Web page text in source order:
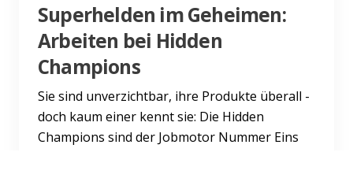
Superhelden im Geheimen:
Arbeiten bei Hidden
Champions
Sie sind unverzichtbar, ihre Produkte überall -
doch kaum einer kennt sie: Die Hidden
Champions sind der Jobmotor Nummer Eins